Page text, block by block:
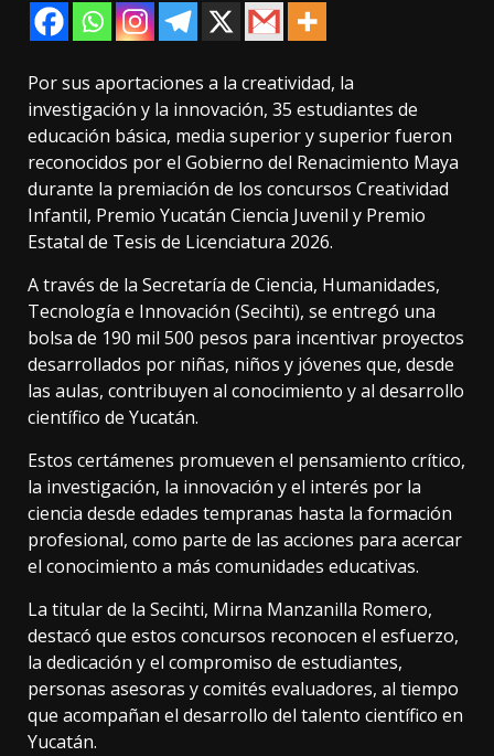
Por sus aportaciones a la creatividad, la
investigación y la innovación, 35 estudiantes de
educación básica, media superior y superior fueron
reconocidos por el Gobierno del Renacimiento Maya
durante la premiación de los concursos Creatividad
Infantil, Premio Yucatán Ciencia Juvenil y Premio
Estatal de Tesis de Licenciatura 2026.
A través de la Secretaría de Ciencia, Humanidades,
Tecnología e Innovación (Secihti), se entregó una
bolsa de 190 mil 500 pesos para incentivar proyectos
desarrollados por niñas, niños y jóvenes que, desde
las aulas, contribuyen al conocimiento y al desarrollo
científico de Yucatán.
Estos certámenes promueven el pensamiento crítico,
la investigación, la innovación y el interés por la
ciencia desde edades tempranas hasta la formación
profesional, como parte de las acciones para acercar
el conocimiento a más comunidades educativas.
La titular de la Secihti, Mirna Manzanilla Romero,
destacó que estos concursos reconocen el esfuerzo,
la dedicación y el compromiso de estudiantes,
personas asesoras y comités evaluadores, al tiempo
que acompañan el desarrollo del talento científico en
Yucatán.